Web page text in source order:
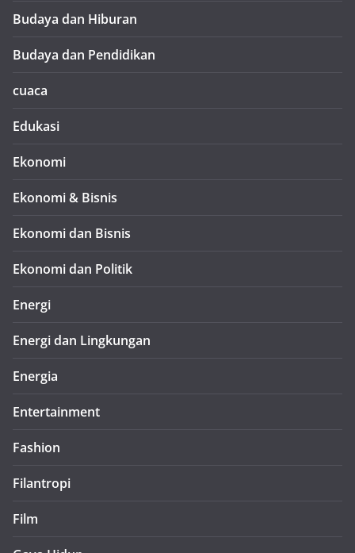
Budaya dan Hiburan
Budaya dan Pendidikan
cuaca
Edukasi
Ekonomi
Ekonomi & Bisnis
Ekonomi dan Bisnis
Ekonomi dan Politik
Energi
Energi dan Lingkungan
Energia
Entertainment
Fashion
Filantropi
Film